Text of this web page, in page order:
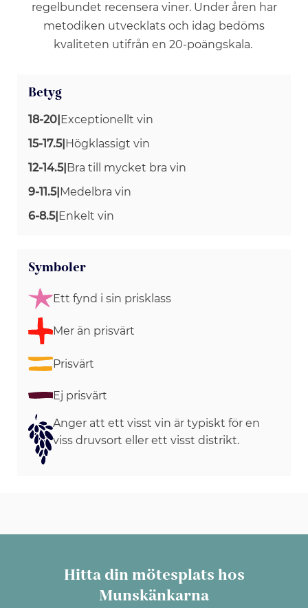
regelbundet recensera viner. Under åren har
metodiken utvecklats och idag bedöms
kvaliteten utifrån en 20-poängskala.
Betyg
18-20 Exceptionellt vin
15-17.5| Högklassigt vin
12-14.5| Bra till mycket bra vin
9-11.5| Medelbra vin
6-8.5| Enkelt vin
Symboler
Ett fynd i sin prisklass
Mer än prisvärt
Prisvärt
Ej prisvärt
Anger att ett visst vin är typiskt för en
viss druvsort eller ett visst distrikt.
Hitta din mötesplats hos
Munskänkarna